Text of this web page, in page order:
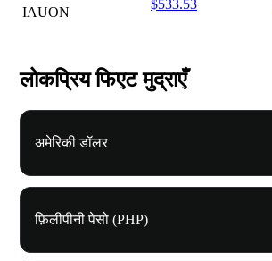
IAUON
$533.53
लोकप्रिय फिएट मुद्राएँ
अमेरिकी डॉलर
फ़िलीपीनी पेसो (PHP)